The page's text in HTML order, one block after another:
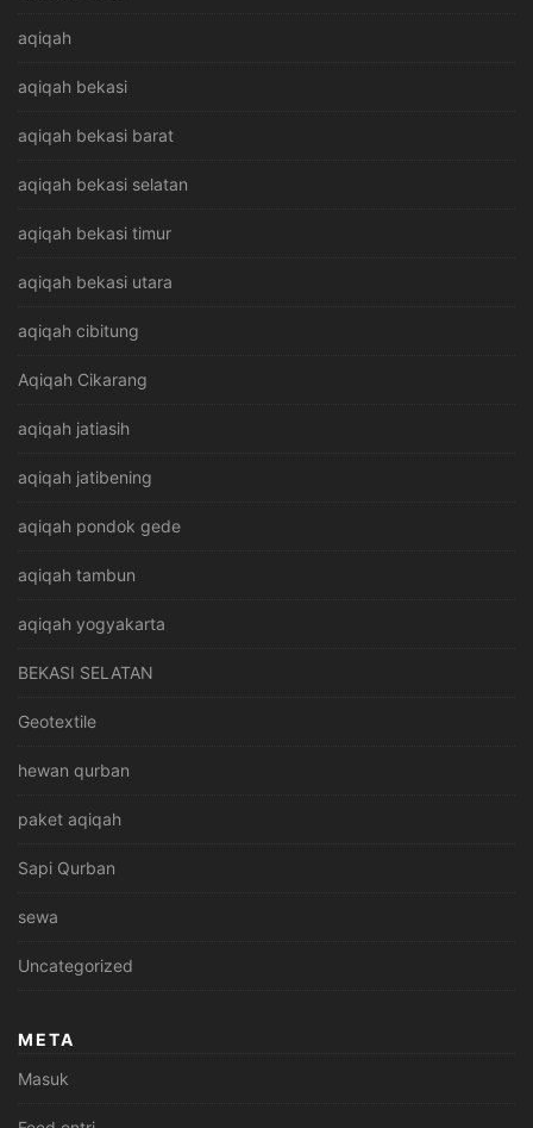
aqiqah
aqiqah bekasi
aqiqah bekasi barat
aqiqah bekasi selatan
aqiqah bekasi timur
aqiqah bekasi utara
aqiqah cibitung
Aqiqah Cikarang
aqiqah jatiasih
aqiqah jatibening
aqiqah pondok gede
aqiqah tambun
aqiqah yogyakarta
BEKASI SELATAN
Geotextile
hewan qurban
paket aqiqah
Sapi Qurban
sewa
Uncategorized
META
Masuk